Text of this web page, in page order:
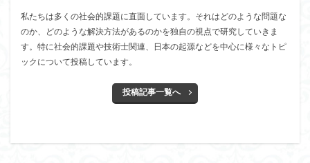
私たちは多くの社会的課題に直面しています。それはどのような問題な
のか、どのような解決方法があるのかを独自の視点で研究していきま
す。特に社会的課題や技術士関連、日本の起源などを中心に様々なトピ
ックについて投稿しています。
投稿記事一覧へ